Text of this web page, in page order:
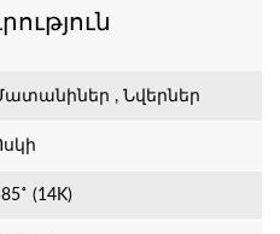
, Նվերներ
(14K)